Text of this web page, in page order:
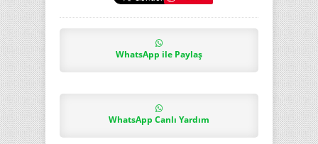
WhatsApp ile Paylaş
WhatsApp Canlı Yardım